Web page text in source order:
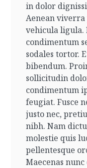
in dolor
Aenean
vehicula ligula.
condimentum
sodales tortor.
bibendum.
sollicitudin
condimentum
feugiat. Fusce
justo nec,
nibh. Nam
molestie quis
pellentesque
Maecenas